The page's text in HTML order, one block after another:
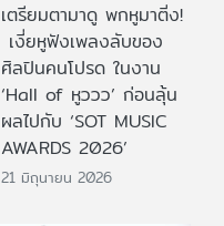
เตรียมตามาดู พกหูมาติ่ง!
เงี่ยหูฟังเพลงลับของ
ศิลปินคนโปรด ในงาน
‘Hall of หูววว’ ก่อนลุ้น
ผลไปกับ ‘SOT MUSIC
AWARDS 2026’
21 มิถุนายน 2026